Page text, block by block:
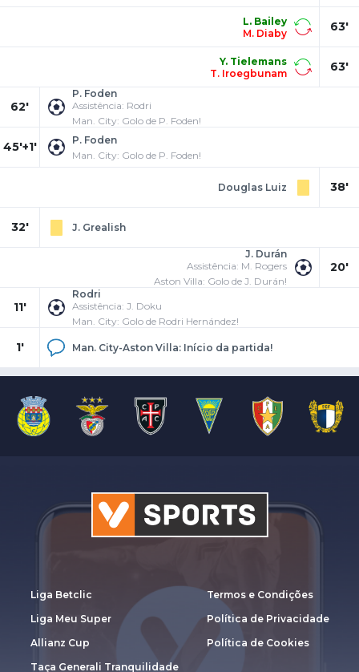
63'
L. Bailey
M. Diaby
63'
Y. Tielemans
T. Iroegbunam
62'
P. Foden
Assistência: Rodri
Man. City: Golo de P. Foden!
45'+1'
P. Foden
Man. City: Golo de P. Foden!
38'
Douglas Luiz
32' J. Grealish
20'
J. Durán
Assistência: M. Rogers
Aston Villa: Golo de J. Durán!
11'
Rodri
Assistência: J. Doku
Man. City: Golo de Rodri Hernández!
1' Man. City-Aston Villa: Início da partida!
Liga Betclic
Liga Meu Super
Allianz Cup
Taça Generali Tranquilidade
Termos e Condições
Política de Privacidade
Política de Cookies